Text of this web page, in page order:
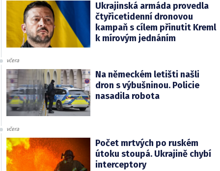
Ukrajinská armáda provedla
čtyřicetidenní dronovou
kampaň s cílem přinutit Kreml
k mírovým jednáním
včera
Na německém letišti našli
dron s výbušninou. Policie
nasadila robota
včera
Počet mrtvých po ruském
útoku stoupá. Ukrajině chybí
interceptory